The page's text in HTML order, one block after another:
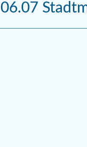
06.07